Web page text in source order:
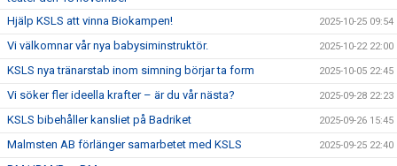
Hjälp KSLS att vinna Biokampen! 2025-10-25 09:54
Vi välkomnar vår nya babysiminstruktör. 2025-10-22 22:00
KSLS nya tränarstab inom simning börjar ta form 2025-10-05 22:45
Vi söker fler ideella krafter – är du vår nästa? 2025-09-28 22:23
KSLS bibehåller kansliet på Badriket 2025-09-26 15:45
Malmsten AB förlänger samarbetet med KSLS 2025-09-25 22:40